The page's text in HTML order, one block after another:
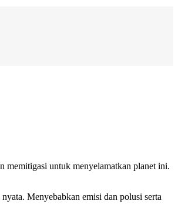
memitigasi untuk menyelamatkan planet ini.
Menyebabkan emisi dan polusi serta